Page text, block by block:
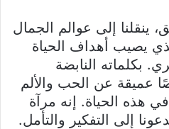
ينقلنا إلى عوالم الجمال
يصيب أهداف الحياة
بكلماته النابضة
عميقة عن الحب والألم
هذه الحياة. إنه مرآة
إلى التفكير والتأمل.